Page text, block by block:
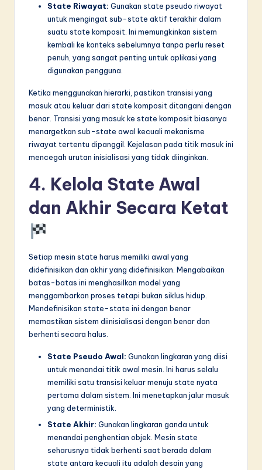
State Riwayat: Gunakan state pseudo riwayat
untuk mengingat sub-state aktif terakhir dalam
suatu state komposit. Ini memungkinkan sistem
kembali ke konteks sebelumnya tanpa perlu reset
penuh, yang sangat penting untuk aplikasi yang
digunakan pengguna.
Ketika menggunakan hierarki, pastikan transisi yang
masuk atau keluar dari state komposit ditangani dengan
benar. Transisi yang masuk ke state komposit biasanya
menargetkan sub-state awal kecuali mekanisme
riwayat tertentu dipanggil. Kejelasan pada titik masuk ini
mencegah urutan inisialisasi yang tidak diinginkan.
4. Kelola State Awal
dan Akhir Secara Ketat
Setiap mesin state harus memiliki awal yang
didefinisikan dan akhir yang didefinisikan. Mengabaikan
batas-batas ini menghasilkan model yang
menggambarkan proses tetapi bukan siklus hidup.
Mendefinisikan state-state ini dengan benar
memastikan sistem diinisialisasi dengan benar dan
berhenti secara halus.
State Pseudo Awal: Gunakan lingkaran yang diisi
untuk menandai titik awal mesin. Ini harus selalu
memiliki satu transisi keluar menuju state nyata
pertama dalam sistem. Ini menetapkan jalur masuk
yang deterministik.
State Akhir: Gunakan lingkaran ganda untuk
menandai penghentian objek. Mesin state
seharusnya tidak berhenti saat berada dalam
state antara kecuali itu adalah desain yang